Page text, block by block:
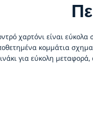
χαρτόνι είναι
κομμάτια
για εύκολη μεταφορά,